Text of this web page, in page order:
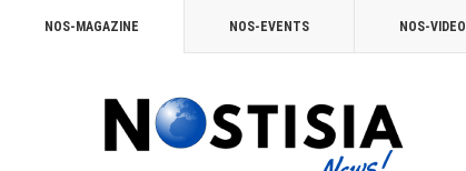
NOS-MAGAZINE NOS-EVENTS NOS-